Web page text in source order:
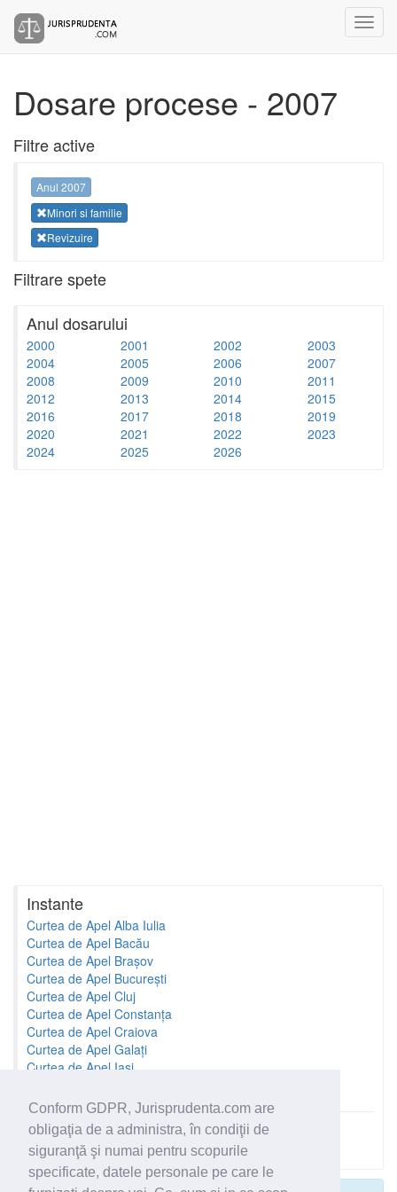
Conform GDPR, Jurisprudenta.com are
obligaţia de a administra, în condiţii de
siguranţă şi numai pentru scopurile
specificate, datele personale pe care le
Dosare procese - 2007
Filtre active
Anul 2007
Minori si familie
Revizuire
Filtrare spete
Anul dosarului
2000 2001 2002
2003
2004
2005 2006
2007
2008
2009 2010
2011
2012
2013 2014
2015
2016
2017 2018
2019
2020
2021 2022
2023
2024
2025 2026
Instante
Curtea de Apel Alba Iulia
Curtea de Apel Bacău
Curtea de Apel Brașov
Curtea de Apel București
Curtea de Apel Cluj
Curtea de Apel Constanța
Curtea de Apel Craiova
Curtea de Apel Galați
Curtea de Apel Iași
Toate instantele